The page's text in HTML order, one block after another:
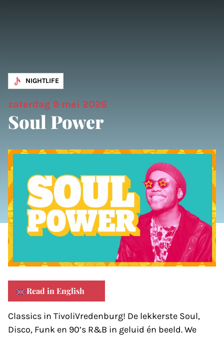
NIGHTLIFE
zaterdag 9 mei 2026
Soul Power
Read in English
Classics in TivoliVredenburg! De lekkerste Soul,
Disco, Funk en 90’s R&B in geluid én beeld. We